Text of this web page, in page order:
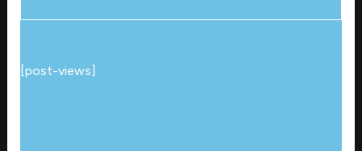
[post-views]